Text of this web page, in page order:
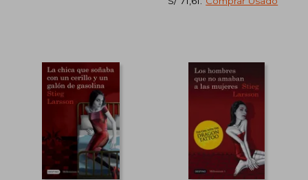
55%
dcto.
S/ 132,01
S/ 59,41
50%